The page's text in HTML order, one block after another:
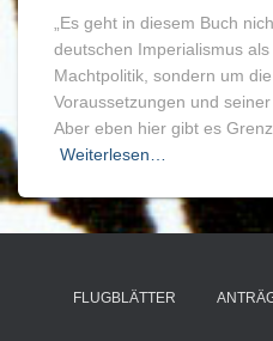
„Es geht in diesem Buch
deutschen Imperialismus
Machtpolitik, sondern um
Voraussetzungen und
Aber eben hier gibt es
Weiterlesen…
FLUGBLÄTTER